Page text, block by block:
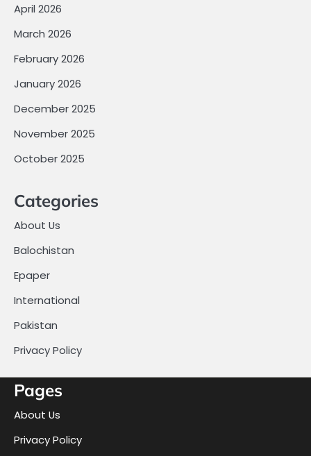
April 2026
March 2026
February 2026
January 2026
December 2025
November 2025
October 2025
Categories
About Us
Balochistan
Epaper
International
Pakistan
Privacy Policy
Pages
About Us
Privacy Policy